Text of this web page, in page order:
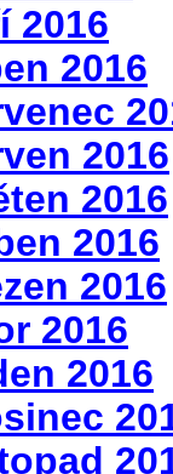
2016
2016
2016
2016
2016
2016
2016
2016